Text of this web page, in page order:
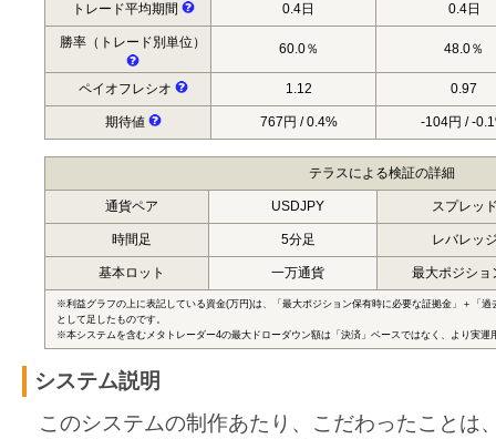
トレード平均期間 0.4日 0.4日
勝率（トレード別単位） 60.0％ 48.0％
ペイオフレシオ 1.12 0.97
期待値 767円 / 0.4% -104円 / -
テラスによる検証の詳細
通貨ペア USDJPY スプレッ
時間足 5分足 レバレッ
基本ロット 一万通貨 最大ポジショ
※利益グラフの上に表記している資金(万円)は、「最大ポジション保有時に必要な証拠金」＋「
として足したものです。
※本システムを含むメタトレーダー4の最大ドローダウン額は「決済」ベースではなく、より実運
システム説明
このシステムの制作あたり、こだわったことは